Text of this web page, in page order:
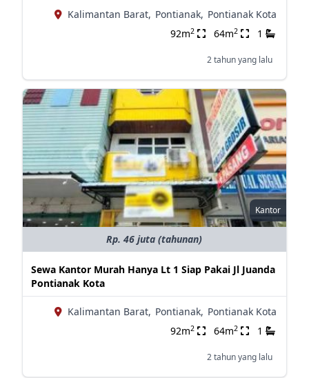
Kalimantan Barat, Pontianak, Pontianak Kota
92m2 64m2 1
2 tahun yang lalu
Kantor
Rp. 46 juta (tahunan)
Sewa Kantor Murah Hanya Lt 1 Siap Pakai Jl Juanda
Pontianak Kota
Kalimantan Barat, Pontianak, Pontianak Kota
92m2 64m2 1
2 tahun yang lalu